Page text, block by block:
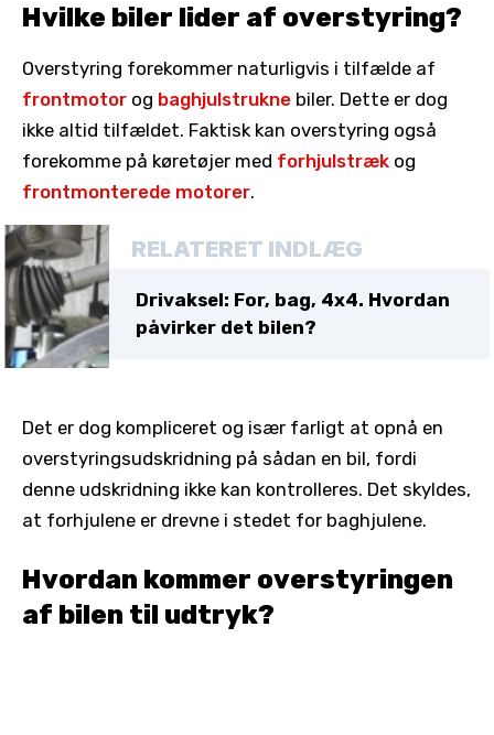
Hvilke biler lider af overstyring?
Overstyring forekommer naturligvis i tilfælde af
frontmotor og baghjulstrukne biler. Dette er dog
ikke altid tilfældet. Faktisk kan overstyring også
forekomme på køretøjer med forhjulstræk og
frontmonterede motorer.
RELATERET INDLÆG
Drivaksel: For, bag, 4x4. Hvordan
påvirker det bilen?
Det er dog kompliceret og især farligt at opnå en
overstyringsudskridning på sådan en bil, fordi
denne udskridning ikke kan kontrolleres. Det skyldes,
at forhjulene er drevne i stedet for baghjulene.
Hvordan kommer overstyringen
af bilen til udtryk?